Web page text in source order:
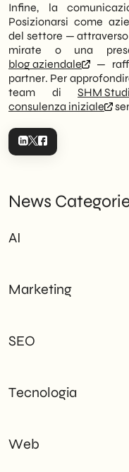
Infine, la
Posizionarsi come
del settore —
mirate o una
blog aziendale
—
partner. Per
team di SHM
consulenza iniziale
News
AI
Marketing
SEO
Tecnologia
Web